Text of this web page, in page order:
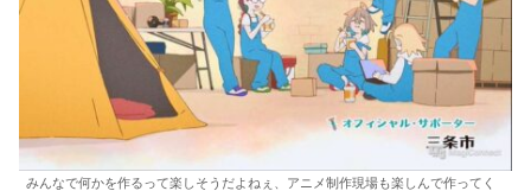
みんなで何かを作るって楽しそうだよねぇ、アニメ制作現場も楽しんで作ってく